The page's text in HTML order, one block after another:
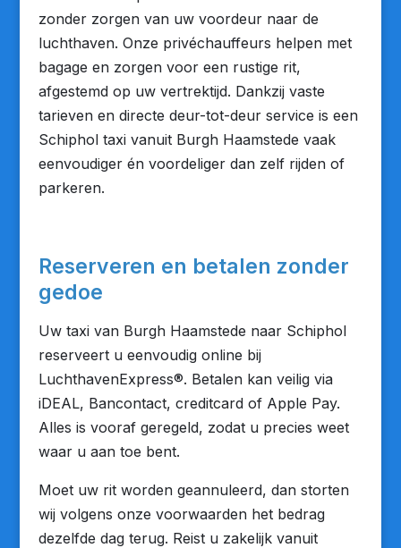
zonder zorgen van uw voordeur naar de
luchthaven. Onze privéchauffeurs helpen met
bagage en zorgen voor een rustige rit,
afgestemd op uw vertrektijd. Dankzij vaste
tarieven en directe deur-tot-deur service is een
Schiphol taxi vanuit Burgh Haamstede vaak
eenvoudiger én voordeliger dan zelf rijden of
parkeren.
Reserveren en betalen zonder
gedoe
Uw taxi van Burgh Haamstede naar Schiphol
reserveert u eenvoudig online bij
LuchthavenExpress®. Betalen kan veilig via
iDEAL, Bancontact, creditcard of Apple Pay.
Alles is vooraf geregeld, zodat u precies weet
waar u aan toe bent.
Moet uw rit worden geannuleerd, dan storten
wij volgens onze voorwaarden het bedrag
dezelfde dag terug. Reist u zakelijk vanuit